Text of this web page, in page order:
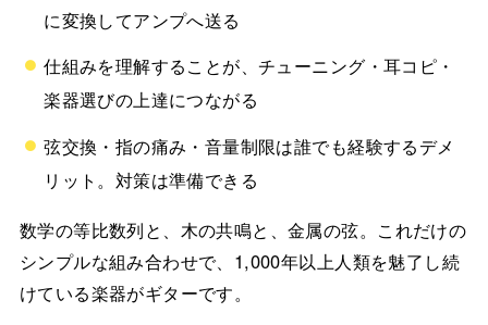
に変換してアンプへ送る
仕組みを理解することが、チューニング・耳コピ・
楽器選びの上達につながる
弦交換・指の痛み・音量制限は誰でも経験するデメ
リット。対策は準備できる
数学の等比数列と、木の共鳴と、金属の弦。これだけの
シンプルな組み合わせで、1,000年以上人類を魅了し続
けている楽器がギターです。